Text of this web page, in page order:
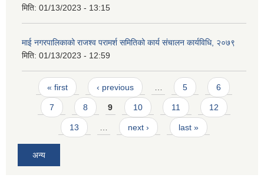
मिति: 01/13/2023 - 13:15
माई नगरपालिकाको राजश्व परामर्श समितिको कार्य संचालन कार्यविधि, २०७९
मिति: 01/13/2023 - 12:59
Pages
« first ‹ previous … 5 6
7 8 9 10 11 12
13 … next › last »
अन्य